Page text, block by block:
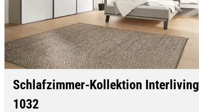
Schlafzimmer-Kollektion Interliving
1032